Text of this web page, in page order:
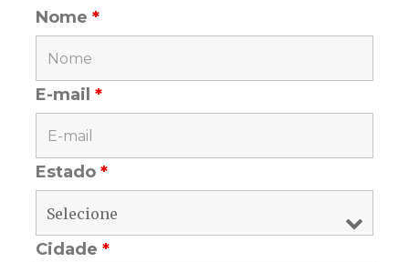
Nome*
E-mail*
Estado*
Cidade*